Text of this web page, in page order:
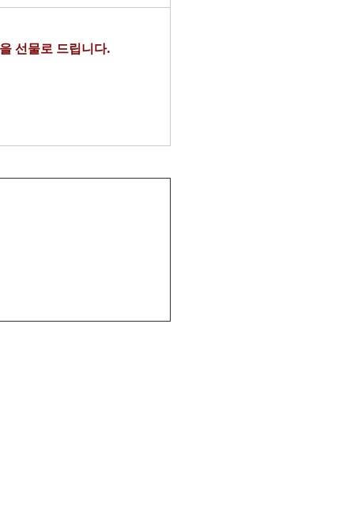
선물로 드립니다.